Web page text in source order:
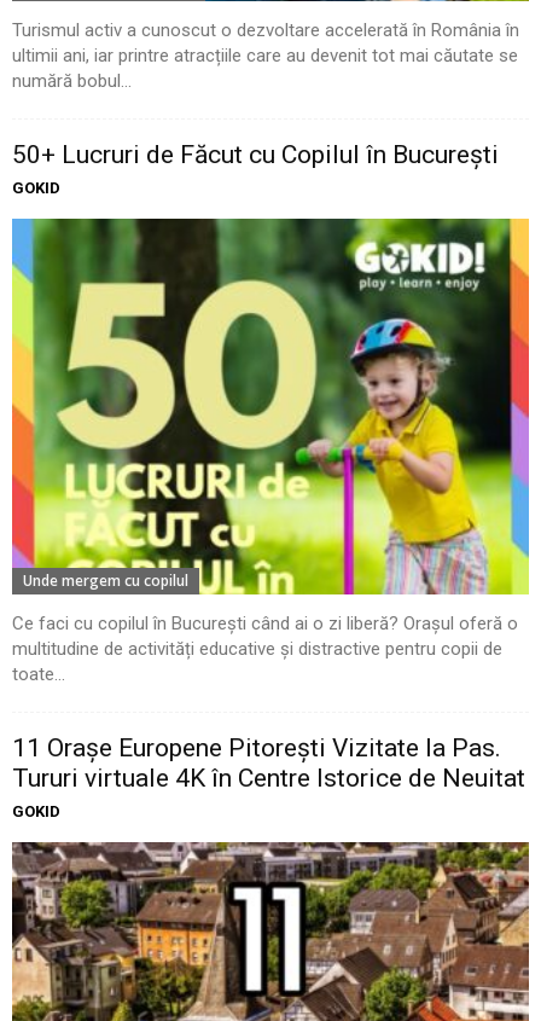
Turismul activ a cunoscut o dezvoltare accelerată în România în
ultimii ani, iar printre atracțiile care au devenit tot mai căutate se
numără bobul...
50+ Lucruri de Făcut cu Copilul în București
GOKID
Unde mergem cu copilul
Ce faci cu copilul în București când ai o zi liberă? Orașul oferă o
multitudine de activități educative și distractive pentru copii de
toate...
11 Oraşe Europene Pitoreşti Vizitate la Pas.
Tururi virtuale 4K în Centre Istorice de Neuitat
GOKID